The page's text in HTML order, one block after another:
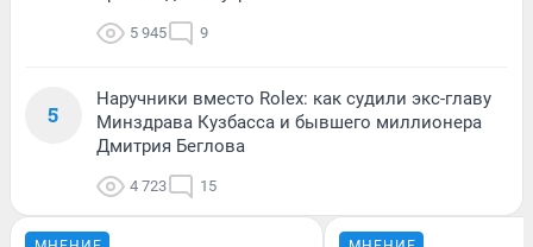
5 945 9
5
Наручники вместо Rolex: как судили экс-главу
Минздрава Кузбасса и бывшего миллионера
Дмитрия Беглова
4 723 15